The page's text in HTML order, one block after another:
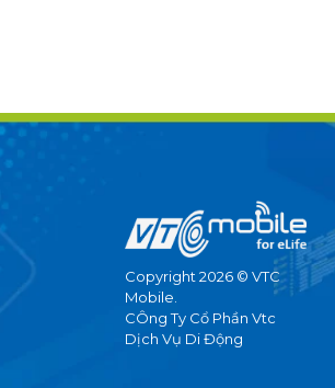
Copyright 2026 © VTC
Mobile.
CÔng Ty Cổ Phần Vtc
Dịch Vụ Di Động